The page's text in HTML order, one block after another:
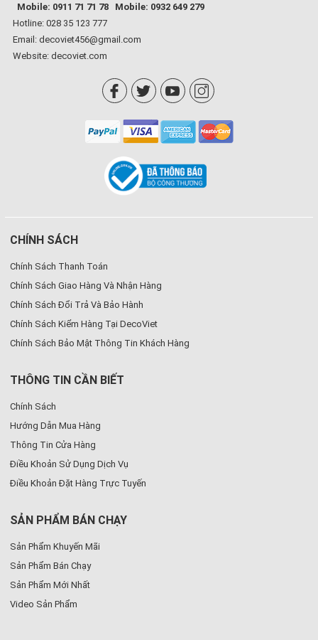
Mobile: 0911 71 71 78
Mobile: 0932 649 279
Hotline: 028 35 123 777
Email: decoviet456@gmail.com
Website: decoviet.com
CHÍNH SÁCH
Chính Sách Thanh Toán
Chính Sách Giao Hàng Và Nhận Hàng
Chính Sách Đổi Trả Và Bảo Hành
Chính Sách Kiểm Hàng Tại DecoViet
Chính Sách Bảo Mật Thông Tin Khách Hàng
THÔNG TIN CẦN BIẾT
Chính Sách
Hướng Dẫn Mua Hàng
Thông Tin Cửa Hàng
Điều Khoản Sử Dụng Dịch Vụ
Điều Khoản Đặt Hàng Trực Tuyến
SẢN PHẨM BÁN CHẠY
Sản Phẩm Khuyến Mãi
Sản Phẩm Bán Chạy
Sản Phẩm Mới Nhất
Video Sản Phẩm